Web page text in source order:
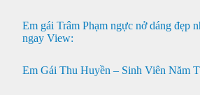
Em gái Trâm Phạm ngực nở dáng đẹp
ngay View:
Em Gái Thu Huyền – Sinh Viên Năm